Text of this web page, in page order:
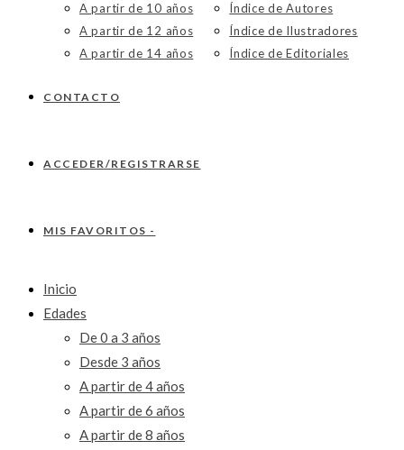
A partir de 10 años
A partir de 12 años
A partir de 14 años
Índice de Autores
Índice de Ilustradores
Índice de Editoriales
CONTACTO
ACCEDER/REGISTRARSE
MIS FAVORITOS -
Inicio
Edades
De 0 a 3 años
Desde 3 años
A partir de 4 años
A partir de 6 años
A partir de 8 años